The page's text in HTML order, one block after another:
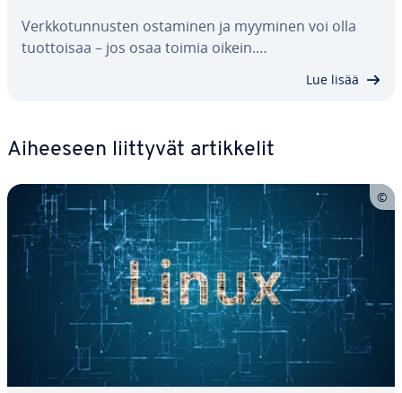
Verk­ko­tun­nus­ten ostaminen ja myyminen voi olla
tuot­toi­saa – jos osaa toimia oikein.…
Lue lisää
Aiheeseen liittyvät ar­tik­ke­lit